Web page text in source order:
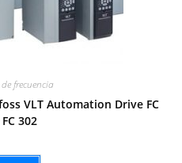
frecuencia
VLT Automation Drive FC
302